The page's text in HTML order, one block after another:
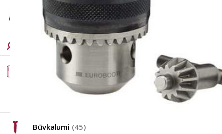
Kāpnes(134)
Elektropiederumi(302)
Instrumentu kastes un somas (873)
Skrūves /Naglas / Dībeļi
Būvkalumi (45)